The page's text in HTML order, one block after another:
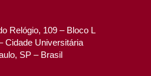
Relógio, 109 – Bloco L
Cidade Universitária
SP – Brasil